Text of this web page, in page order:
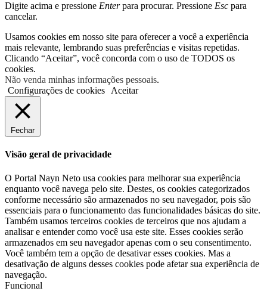
Digite acima e pressione Enterpara procurar. Pressione Esc para
cancelar.
Usamos cookies em nosso site para oferecer a você a experiência
mais relevante, lembrando suas preferências e visitas repetidas.
Clicando “Aceitar”, você concorda com o uso de TODOS os
cookies.
Não venda minhas informações pessoais.
Configurações de cookies
Aceitar
Fechar
Visão geral de privacidade
O Portal Nayn Neto usa cookies para melhorar sua experiência
enquanto você navega pelo site. Destes, os cookies categorizados
conforme necessário são armazenados no seu navegador, pois são
essenciais para o funcionamento das funcionalidades básicas do site.
Também usamos terceiros cookies de terceiros que nos ajudam a
analisar e entender como você usa este site. Esses cookies serão
armazenados em seu navegador apenas com o seu consentimento.
Você também tem a opção de desativar esses cookies. Mas a
desativação de alguns desses cookies pode afetar sua experiência de
navegação.
Funcional